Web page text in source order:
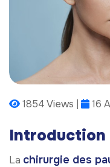
1854 Views | 16
Introduction
La chirurgie des